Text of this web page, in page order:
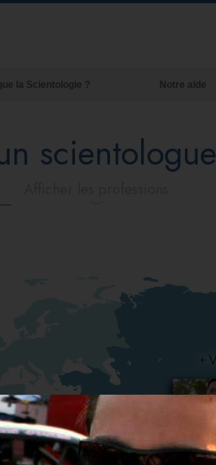
la Scientologie ?
Scientologie
Notre aide
scientologue